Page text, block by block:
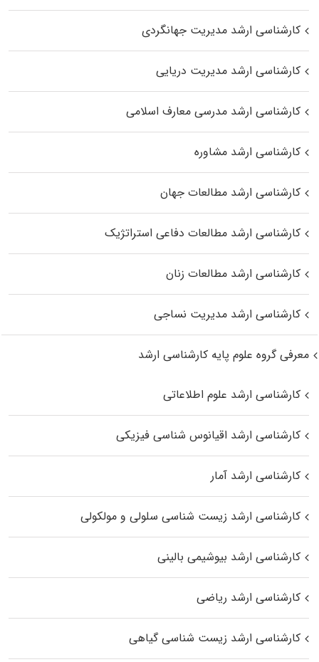
کارشناسی ارشد مدیریت جهانگردی
کارشناسی ارشد مدیریت دریایی
کارشناسی ارشد مدرسی معارف اسلامی
کارشناسی ارشد مشاوره
کارشناسی ارشد مطالعات جهان
کارشناسی ارشد مطالعات دفاعی استراتژیک
کارشناسی ارشد مطالعات زنان
کارشناسی ارشد مدیریت نساجی
معرفی گروه علوم پایه کارشناسی ارشد
کارشناسی ارشد علوم اطلاعاتی
کارشناسی ارشد اقیانوس‌ شناسی فیزیکی
کارشناسی ارشد آمار
کارشناسی ارشد زیست شناسی سلولی و مولکولی
کارشناسی ارشد بیوشیمی بالینی
کارشناسی ارشد ریاضی
کارشناسی ارشد زیست‌ شناسی گیاهی